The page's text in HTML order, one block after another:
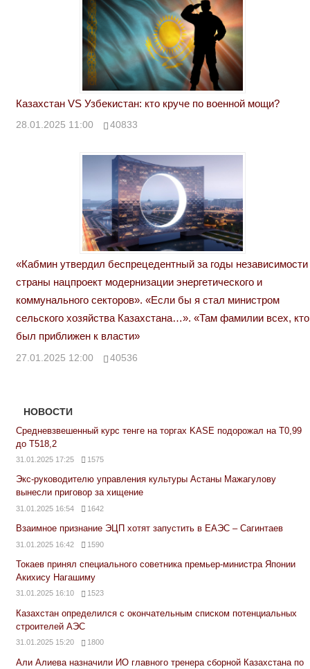
Казахстан VS Узбекистан: кто круче по военной мощи?
28.01.2025 11:00 40833
«Кабмин утвердил беспрецедентный за годы независимости
страны нацпроект модернизации энергетического и
коммунального секторов». «Если бы я стал министром
сельского хозяйства Казахстана…». «Там фамилии всех, кто
был приближен к власти»
27.01.2025 12:00 40536
НОВОСТИ
Средневзвешенный курс тенге на торгах KASE подорожал на Т0,99
до Т518,2
31.01.2025 17:25 1575
Экс-руководителю управления культуры Астаны Мажагулову
вынесли приговор за хищение
31.01.2025 16:54 1642
Взаимное признание ЭЦП хотят запустить в ЕАЭС – Сагинтаев
31.01.2025 16:42 1590
Токаев принял специального советника премьер-министра Японии
Акихису Нагашиму
31.01.2025 16:10 1523
Казахстан определился с окончательным списком потенциальных
строителей АЭС
31.01.2025 15:20 1800
Али Алиева назначили ИО главного тренера сборной Казахстана по